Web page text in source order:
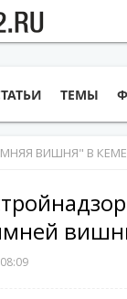
ТЕМЫ
ВИШНЯ" В